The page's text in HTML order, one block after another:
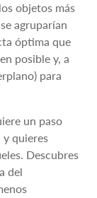
objetos más
agruparían
óptima que
posible y, a
para
un paso
y quieres
Descubres
del